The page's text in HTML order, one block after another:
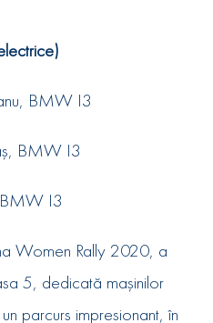
BMW I3
BMW I3
BMW I3
Women Rally 2020, a
5, dedicată mașinilor
parcurs impresionant, în